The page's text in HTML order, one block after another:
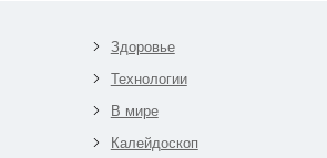
Здоровье
Технологии
В мире
Калейдоскоп